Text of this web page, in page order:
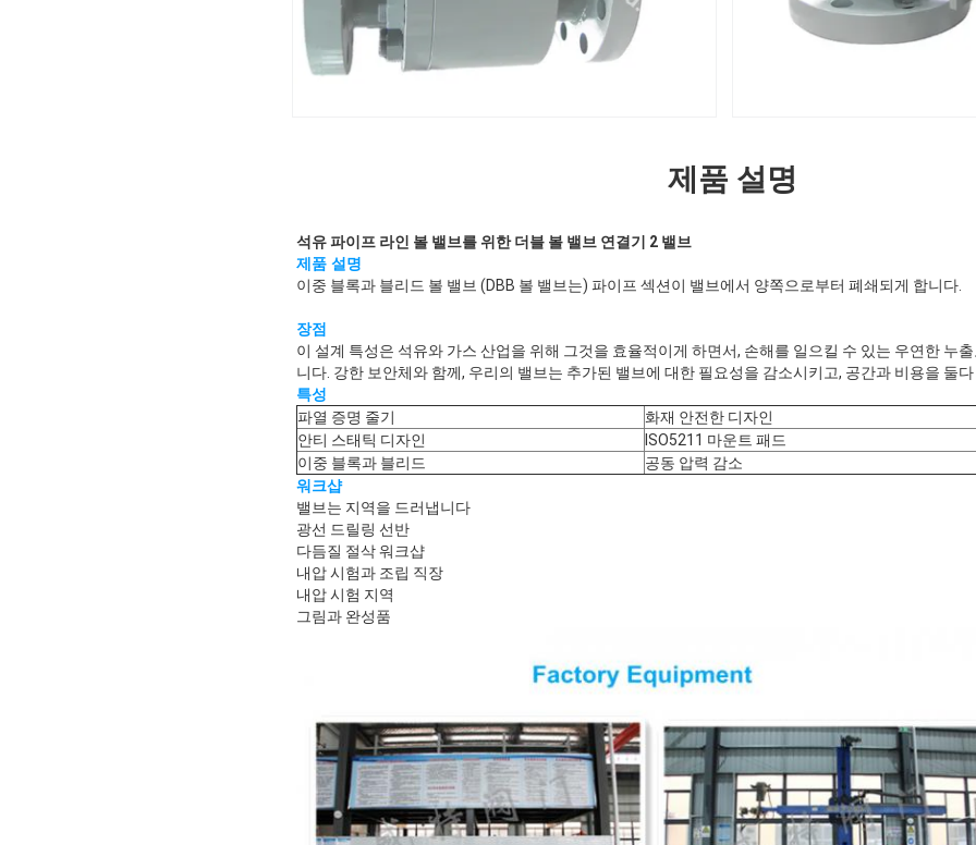
제품 설명
석유 파이프 라인 볼 밸브를 위한 더블 볼 밸브 연결기 2 밸브
제품 설명
이중 블록과 블리드 볼 밸브 (DBB 볼 밸브는) 파이프 섹션이 밸브에서 양쪽으로부터 폐쇄되게 합니다.
장점
이 설계 특성은 석유와 가스 산업을 위해 그것을 효율적이게 하면서, 손해를 일으킬 수 있는 우연한 누
니다. 강한 보안체와 함께, 우리의 밸브는 추가된 밸브에 대한 필요성을 감소시키고, 공간과 비용을 둘
특성
파열 증명 줄기
화재 안전한 디자인
안티 스태틱 디자인
ISO5211 마운트 패드
이중 블록과 블리드
공동 압력 감소
워크샵
밸브는 지역을 드러냅니다
광선 드릴링 선반
다듬질 절삭 워크샵
내압 시험과 조립 직장
내압 시험 지역
그림과 완성품